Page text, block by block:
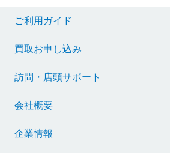
ご利用ガイド
買取お申し込み
訪問・店頭サポート
会社概要
企業情報